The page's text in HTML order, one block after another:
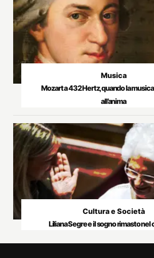
Musica
Mozart a 432 Hertz, quando la
all’anima
Cultura e Società
Liliana Segre e il sogno rimasto nel